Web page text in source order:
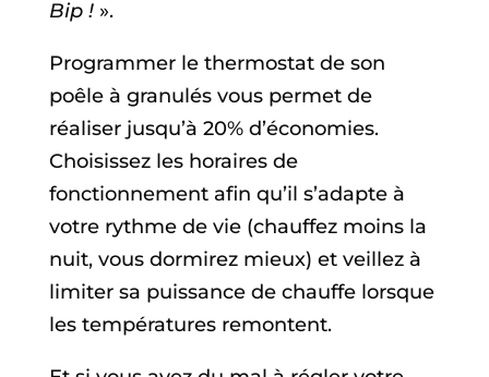
Bip !».
Programmer le thermostat de son
poêle à granulés vous permet de
réaliser jusqu’à 20% d’économies.
Choisissez les horaires de
fonctionnement afin qu’il s’adapte à
votre rythme de vie (chauffez moins la
nuit, vous dormirez mieux) et veillez à
limiter sa puissance de chauffe lorsque
les températures remontent.